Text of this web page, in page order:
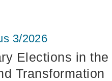
3/2026
Elections in
Transformation